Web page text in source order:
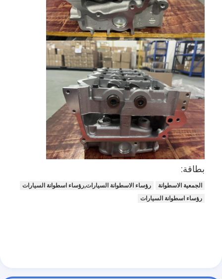
غماز صمام المحرك
بطاقة:
الجمعية الاسطوانة
رؤساء الاسطوانة السيارات,رؤساء اسطوانة السيارات
رؤساء اسطوانة السيارات